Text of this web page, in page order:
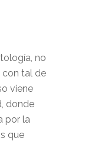
no
con tal de
viene
donde
por la
que